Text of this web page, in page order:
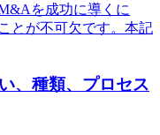
を成功に導くに
とが不可欠です。本記
、種類、プロセス